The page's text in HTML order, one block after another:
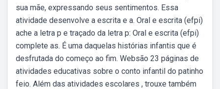
sua mãe, expressando seus sentimentos. Essa
atividade desenvolve a escrita e a. Oral e escrita (efpi)
ache a letra p e traçado da letra p: Oral e escrita (efpi)
complete as. É uma daquelas histórias infantis que é
desfrutada do começo ao fim. Websão 23 páginas de
atividades educativas sobre o conto infantil do patinho
feio. Além das atividades escolares , trouxe também